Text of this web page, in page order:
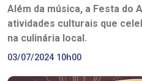
Além da música, a Festa
atividades culturais que
na culinária local.
03/07/2024 10h00